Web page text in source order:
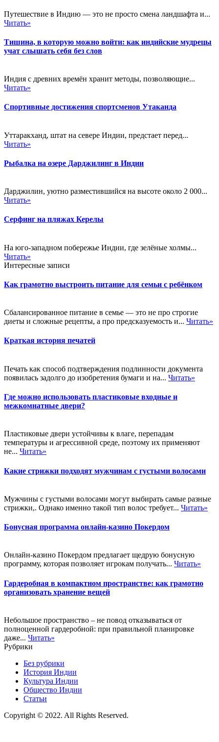
Путешествие в Индию — это не просто смена ландшафта и...
Читать»
Тишина, в которую можно войти: как индийские мудрецы
учат слышать себя без слов
Индия с древних времён хранит методы, позволяющие...
Читать»
Спортивные достижения спортсменов Утаканда
Уттаракханд, штат на севере Индии, предстает перед...
Читать»
Рыбалка на озере Дарджилинг в Индии
Дарджилин, уютно разместившийся на высоте около 2 000...
Читать»
Серфинг на пляжах Керелы
На юго-западном побережье Индии, где зелёные холмы...
Читать»
Интересные записи
Как грамотно выстроить питание для семьи с ребёнком
Сбалансированное питание в семье — это не про строгие
диеты и сложные рецепты, а про предсказуемость и... Читать»
Краткая история печатей
Печать как способ подтверждения подлинности документа
появилась задолго до изобретения бумаги и на... Читать»
Где можно использовать пластиковые входные и
межкомнатные двери?
Пластиковые двери устойчивы к влаге, перепадам
температуры и агрессивной среде, поэтому их применяют
не... Читать»
Какие стрижки подходят мужчинам с густыми волосами
Мужчины с густыми волосами могут выбирать самые разные
стрижки,. Однако именно такой тип волос требует... Читать»
Бонусная программа онлайн-казино Покердом
Онлайн-казино Покердом предлагает щедрую бонусную
программу, которая позволяет игрокам получать... Читать»
Гардеробная в компактном пространстве: как грамотно
организовать хранение вещей
Небольшое пространство – не повод отказываться от
полноценной гардеробной: при правильной планировке
даже... Читать»
Рубрики
Без рубрики
История Индии
Культура Индии
Общество Индии
Статьи
Copyright © 2022. All Rights Reserved.